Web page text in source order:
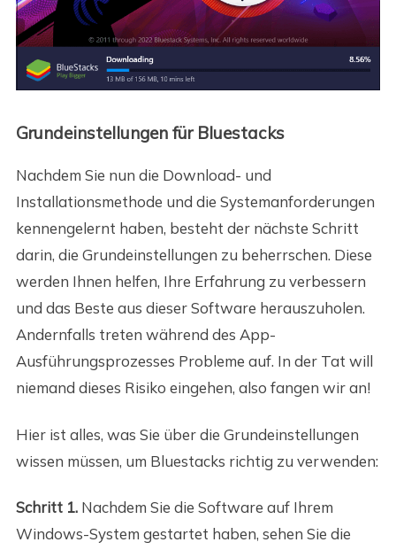
Grundeinstellungen für Bluestacks
Nachdem Sie nun die Download- und
Installationsmethode und die Systemanforderungen
kennengelernt haben, besteht der nächste Schritt
darin, die Grundeinstellungen zu beherrschen. Diese
werden Ihnen helfen, Ihre Erfahrung zu verbessern
und das Beste aus dieser Software herauszuholen.
Andernfalls treten während des App-
Ausführungsprozesses Probleme auf. In der Tat will
niemand dieses Risiko eingehen, also fangen wir an!
Hier ist alles, was Sie über die Grundeinstellungen
wissen müssen, um Bluestacks richtig zu verwenden:
Schritt 1.Nachdem Sie die Software auf Ihrem
Windows-System gestartet haben, sehen Sie die